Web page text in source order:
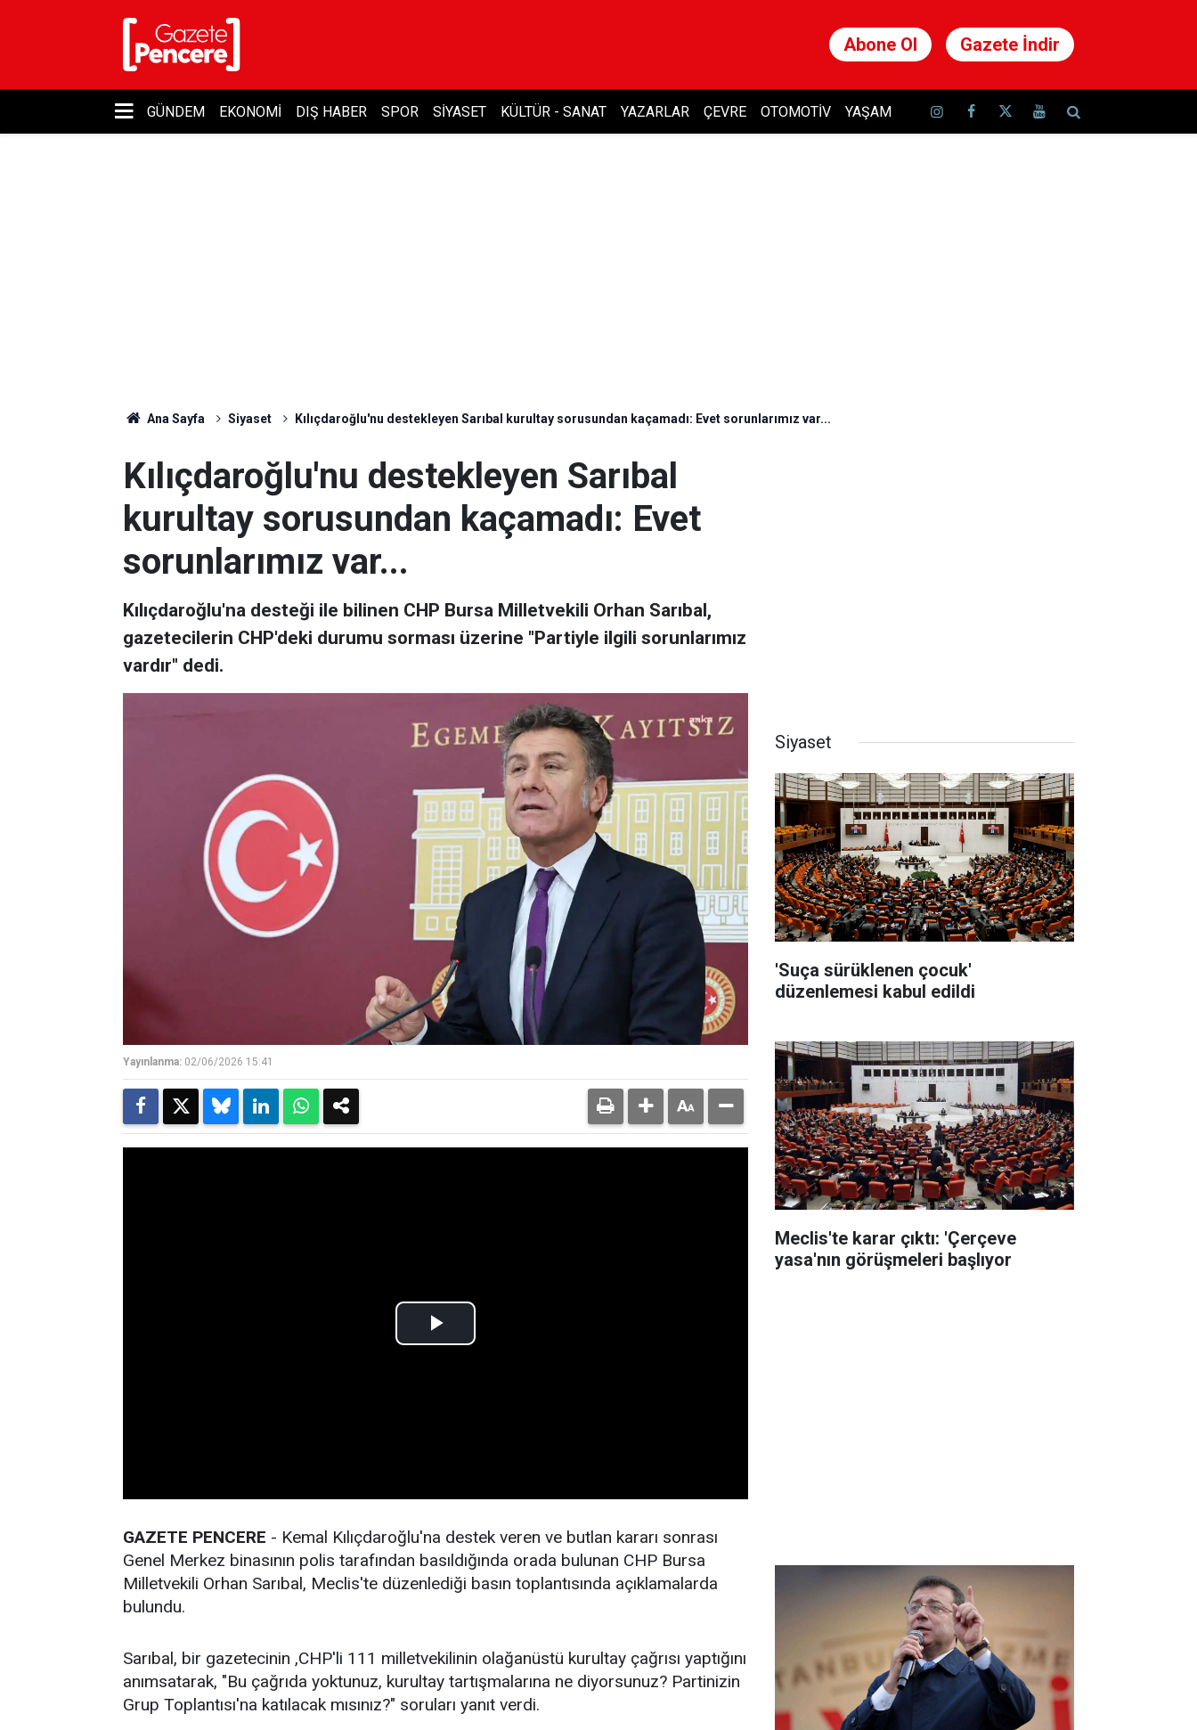
Abone Ol Gazete İndir
GÜNDEM EKONOMI DIŞ HABER SPOR SIYASET KÜLTÜR - SANAT YAZARLAR ÇEVRE OTOMOTIV YAŞAM
Ana Sayfa Siyaset Kılıçdaroğlu'nu destekleyen Sarıbal kurultay sorusundan kaçamadı: Evet sorunlarımız var...
Kılıçdaroğlu'nu destekleyen Sarıbal
kurultay sorusundan kaçamadı: Evet
sorunlarımız var...
Kılıçdaroğlu'na desteği ile bilinen CHP Bursa Milletvekili Orhan Sarıbal,
gazetecilerin CHP'deki durumu sorması üzerine "Partiyle ilgili sorunlarımız
vardır" dedi.
Yayınlanma: 02/06/2026 15:41
GAZETE PENCERE - Kemal Kılıçdaroğlu'na destek veren ve butlan kararı sonrası
Genel Merkez binasının polis tarafından basıldığında orada bulunan CHP Bursa
Milletvekili Orhan Sarıbal, Meclis'te düzenlediği basın toplantısında açıklamalarda
bulundu.
Sarıbal, bir gazetecinin ,CHP'li 111 milletvekilinin olağanüstü kurultay çağrısı yaptığını
anımsatarak, "Bu çağrıda yoktunuz, kurultay tartışmalarına ne diyorsunuz? Partinizin
Grup Toplantısı'na katılacak mısınız?" soruları yanıt verdi.
Siyaset
'Suça sürüklenen çocuk'
düzenlemesi kabul edildi
Meclis'te karar çıktı: 'Çerçeve
yasa'nın görüşmeleri başlıyor